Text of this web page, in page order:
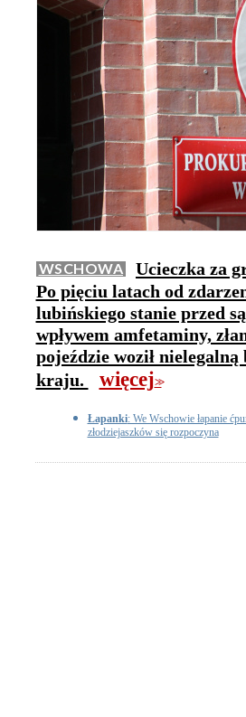
WSCHOWA
Ucieczka za
Po pięciu latach od
lubińskiego stanie przed
wpływem amfetaminy,
pojeździe woził
kraju.
więcej>>
Łapanki: We Wschowie łapanie
złodziejaszków się rozpoczyna